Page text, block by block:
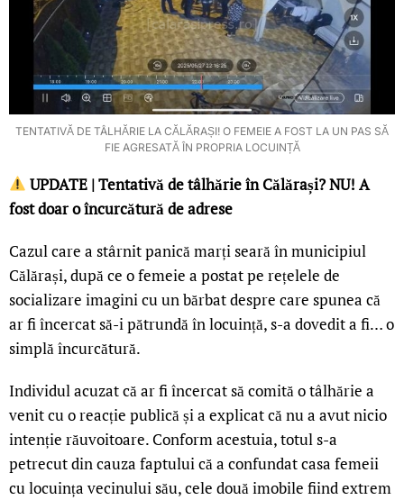
TENTATIVĂ DE TÂLHĂRIE LA CĂLĂRAȘI! O FEMEIE A FOST LA UN PAS SĂ
FIE AGRESATĂ ÎN PROPRIA LOCUINȚĂ
UPDATE | Tentativă de tâlhărie în Călărași? NU! A
fost doar o încurcătură de adrese
Cazul care a stârnit panică marți seară în municipiul
Călărași, după ce o femeie a postat pe rețelele de
socializare imagini cu un bărbat despre care spunea că
ar fi încercat să-i pătrundă în locuință, s-a dovedit a fi… o
simplă încurcătură.
Individul acuzat că ar fi încercat să comită o tâlhărie a
venit cu o reacție publică și a explicat că nu a avut nicio
intenție răuvoitoare. Conform acestuia, totul s-a
petrecut din cauza faptului că a confundat casa femeii
cu locuința vecinului său, cele două imobile fiind extrem